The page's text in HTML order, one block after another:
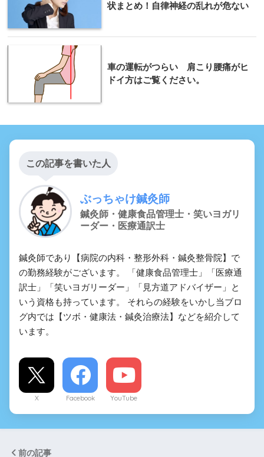
状まとめ！自律神経の乱れが危ない
車の運転がつらい 肩こり腰痛がヒ
ドイ方はご覧ください。
この記事を書いた人
ぶっちゃけ鍼灸師
鍼灸師・健康食品管理士・笑いヨガリ
ーダー・医療通訳士
鍼灸師であり【病院の内科・整形外科・鍼灸整骨院】で
の勤務経験がございます。 「健康食品管理士」「医療通
訳士」「笑いヨガリーダー」「見方道アドバイザー」と
いう資格も持っています。 それらの経験をいかし当ブロ
グ内では【ツボ・健康法・鍼灸治療法】などを紹介して
います。
X Facebook YouTube
前の記事